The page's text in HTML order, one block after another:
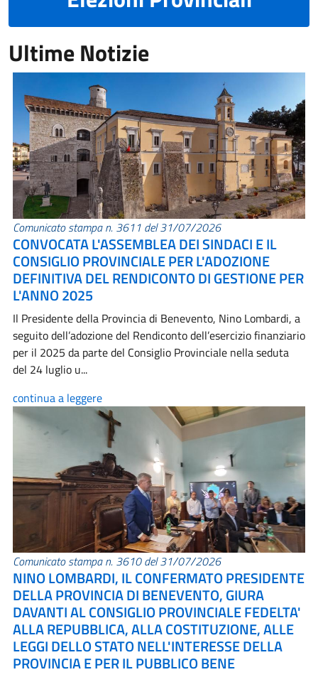
Ultime Notizie
Comunicato stampa n. 3611 del 31/07/2026
CONVOCATA L'ASSEMBLEA DEI SINDACI E IL
CONSIGLIO PROVINCIALE PER L'ADOZIONE
DEFINITIVA DEL RENDICONTO DI GESTIONE PER
L'ANNO 2025
Il Presidente della Provincia di Benevento, Nino Lombardi, a
seguito dell’adozione del Rendiconto dell’esercizio finanziario
per il 2025 da parte del Consiglio Provinciale nella seduta
del 24 luglio u...
continua a leggere
Comunicato stampa n. 3610 del 31/07/2026
NINO LOMBARDI, IL CONFERMATO PRESIDENTE
DELLA PROVINCIA DI BENEVENTO, GIURA
DAVANTI AL CONSIGLIO PROVINCIALE FEDELTA'
ALLA REPUBBLICA, ALLA COSTITUZIONE, ALLE
LEGGI DELLO STATO NELL'INTERESSE DELLA
PROVINCIA E PER IL PUBBLICO BENE